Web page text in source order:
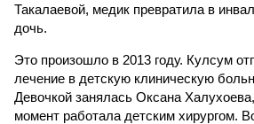
Такалаевой, медик превратила в
дочь.
Это произошло в 2013 году. Кулсум
лечение в детскую клиническую
Девочкой занялась Оксана
момент работала детским хирургом.